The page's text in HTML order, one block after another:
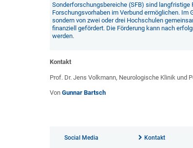
Sonderforschungsbereiche (SFB) sind
Forschungsvorhaben im Verbund ermöglichen. Im
sondern von zwei oder drei Hochschulen
finanziell gefördert. Die Förderung kann nach
werden.
Kontakt
Prof. Dr. Jens Volkmann, Neurologische Klinik und
Von Gunnar Bartsch
Social Media Kontakt